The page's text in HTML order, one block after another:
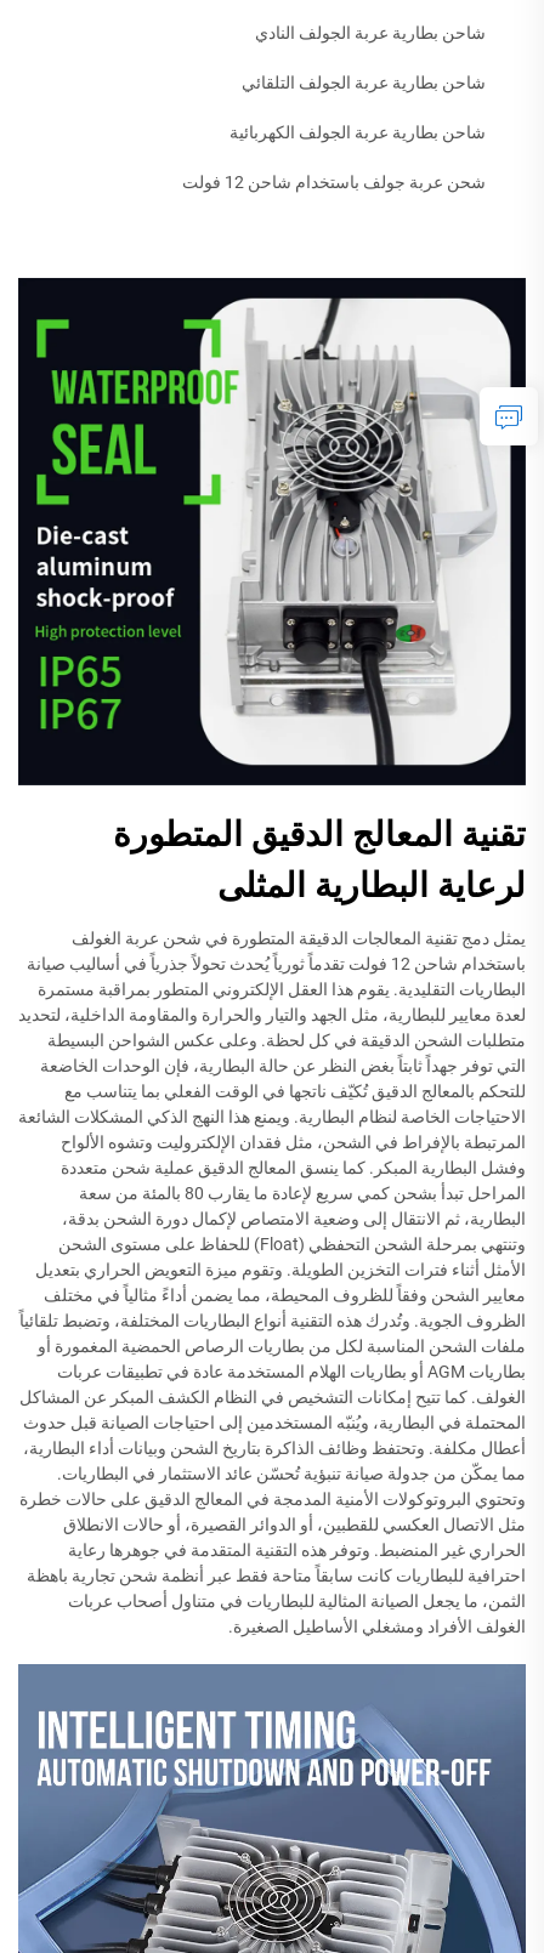
شاحن بطارية عربة الجولف النادي
شاحن بطارية عربة الجولف التلقائي
شاحن بطارية عربة الجولف الكهربائية
شحن عربة جولف باستخدام شاحن 12 فولت
تقنية المعالج الدقيق المتطورة
لرعاية البطارية المثلى
يمثل دمج تقنية المعالجات الدقيقة المتطورة في شحن عربة الغولف
باستخدام شاحن 12 فولت تقدماً ثورياً يُحدث تحولاً جذرياً في أساليب صيانة
البطاريات التقليدية. يقوم هذا العقل الإلكتروني المتطور بمراقبة مستمرة
لعدة معايير للبطارية، مثل الجهد والتيار والحرارة والمقاومة الداخلية، لتحديد
متطلبات الشحن الدقيقة في كل لحظة. وعلى عكس الشواحن البسيطة
التي توفر جهداً ثابتاً بغض النظر عن حالة البطارية، فإن الوحدات الخاضعة
للتحكم بالمعالج الدقيق تُكيّف ناتجها في الوقت الفعلي بما يتناسب مع
الاحتياجات الخاصة لنظام البطارية. ويمنع هذا النهج الذكي المشكلات الشائعة
المرتبطة بالإفراط في الشحن، مثل فقدان الإلكتروليت وتشوه الألواح
وفشل البطارية المبكر. كما ينسق المعالج الدقيق عملية شحن متعددة
المراحل تبدأ بشحن كمي سريع لإعادة ما يقارب 80 بالمئة من سعة
البطارية، ثم الانتقال إلى وضعية الامتصاص لإكمال دورة الشحن بدقة،
وتنتهي بمرحلة الشحن التحفظي (Float) للحفاظ على مستوى الشحن
الأمثل أثناء فترات التخزين الطويلة. وتقوم ميزة التعويض الحراري بتعديل
معايير الشحن وفقاً للظروف المحيطة، مما يضمن أداءً مثالياً في مختلف
الظروف الجوية. وتُدرك هذه التقنية أنواع البطاريات المختلفة، وتضبط تلقائياً
ملفات الشحن المناسبة لكل من بطاريات الرصاص الحمضية المغمورة أو
بطاريات AGM أو بطاريات الهلام المستخدمة عادة في تطبيقات عربات
الغولف. كما تتيح إمكانات التشخيص في النظام الكشف المبكر عن المشاكل
المحتملة في البطارية، ويُنبّه المستخدمين إلى احتياجات الصيانة قبل حدوث
أعطال مكلفة. وتحتفظ وظائف الذاكرة بتاريخ الشحن وبيانات أداء البطارية،
مما يمكّن من جدولة صيانة تنبؤية تُحسّن عائد الاستثمار في البطاريات.
وتحتوي البروتوكولات الأمنية المدمجة في المعالج الدقيق على حالات خطرة
مثل الاتصال العكسي للقطبين، أو الدوائر القصيرة، أو حالات الانطلاق
الحراري غير المنضبط. وتوفر هذه التقنية المتقدمة في جوهرها رعاية
احترافية للبطاريات كانت سابقاً متاحة فقط عبر أنظمة شحن تجارية باهظة
الثمن، ما يجعل الصيانة المثالية للبطاريات في متناول أصحاب عربات
الغولف الأفراد ومشغلي الأساطيل الصغيرة.